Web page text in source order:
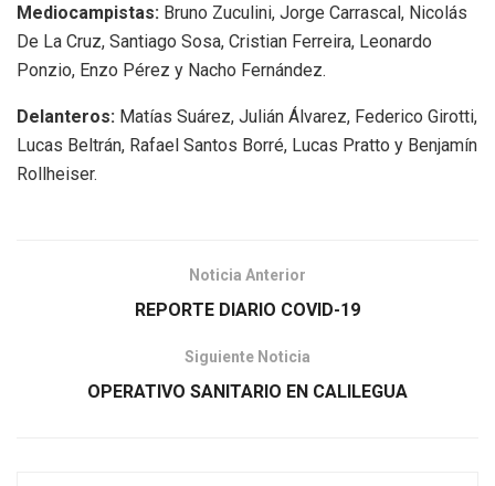
Mediocampistas: Bruno Zuculini, Jorge Carrascal, Nicolás
De La Cruz, Santiago Sosa, Cristian Ferreira, Leonardo
Ponzio, Enzo Pérez y Nacho Fernández.
Delanteros: Matías Suárez, Julián Álvarez, Federico Girotti,
Lucas Beltrán, Rafael Santos Borré, Lucas Pratto y Benjamín
Rollheiser.
Noticia Anterior
REPORTE DIARIO COVID-19
Siguiente Noticia
OPERATIVO SANITARIO EN CALILEGUA